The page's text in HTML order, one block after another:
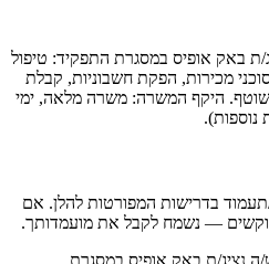
ת באק אופיס במסגרת התפקיד: טיפול
מכירות, הפקת חשבוניות, קבלת
שוטף. היקף המשרה: משרה מלאה, ימי
בדרישות המפורטות להלן. אם
— נשמח לקבל את מועמדותך.
ה נציג/ת באק אופיס במסגרת